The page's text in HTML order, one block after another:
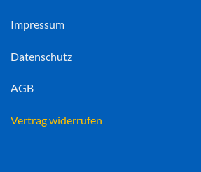
Impressum
Datenschutz
AGB
Vertrag widerrufen